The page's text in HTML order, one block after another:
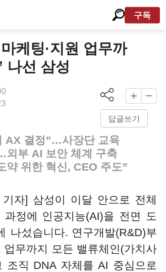
구독
케팅·지원 업무까
나선 삼성
답글쓰기
AX 결정”…사장단 교육
부 AI 보안 체계 구축
약 위한 혁신, CEO 주도”
자] 삼성이 이달 안으로 전체
정에 인공지능(AI)을 전면 도
나섰습니다. 연구개발(R&D)부
업무까지 모든 밸류체인(가치사
조직 DNA 자체를 AI 중심으로